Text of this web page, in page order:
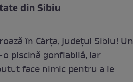
din Sibiu
în Cârța, județul Sibiu! Un
piscină gonflabilă, iar
face nimic pentru a le